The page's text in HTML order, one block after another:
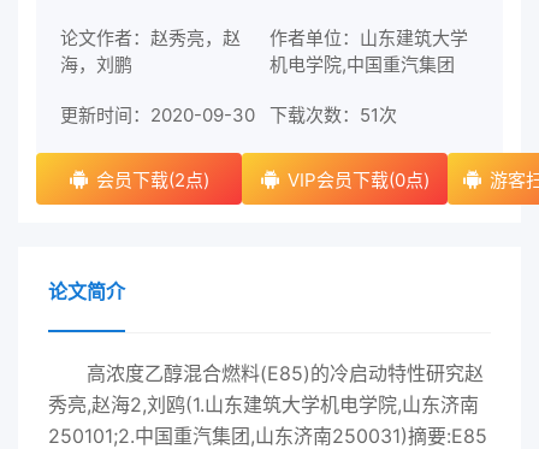
论文作者：赵秀亮，赵
海，刘鹏
作者单位：山东建筑大学
机电学院,中国重汽集团
更新时间：2020-09-30 下载次数： 51次
会员下载(2点) VIP会员下载(0点) 游客
论文简介
高浓度乙醇混合燃料(E85)的冷启动特性研究赵
秀亮,赵海2,刘鸥(1.山东建筑大学机电学院,山东济南
250101;2.中国重汽集团,山东济南250031)摘要:E85